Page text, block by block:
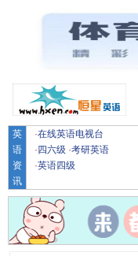
英
语
资
讯
·在线英语电视台
· 四六级 ·考研英语
·英语四级